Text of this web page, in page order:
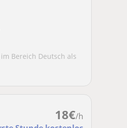
Bereich Deutsch als
18€/h